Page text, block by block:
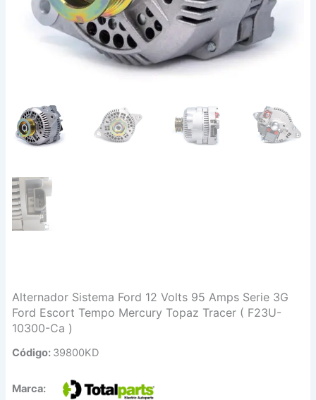
Alternador Sistema Ford 12 Volts 95 Amps Serie 3G
Ford Escort Tempo Mercury Topaz Tracer ( F23U-
10300-Ca )
Código: 39800KD
Marca: